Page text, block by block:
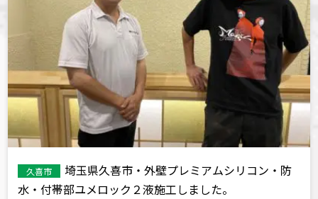
久喜市
埼玉県久喜市・外壁プレミアムシリコン・防
水・付帯部ユメロック２液施工しました。